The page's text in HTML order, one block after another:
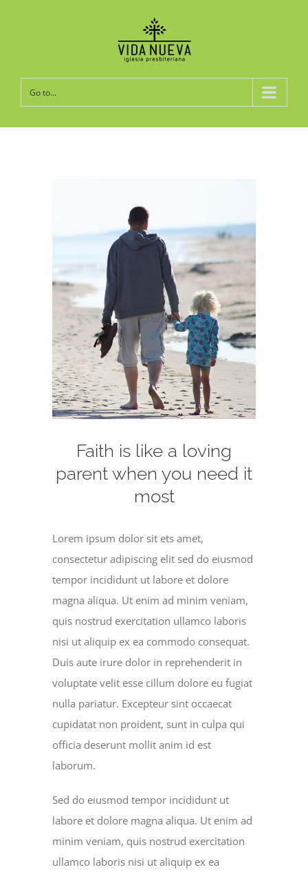
Go to...
Faith is like a loving
parent when you need it
most
Lorem ipsum dolor sit ets amet,
consectetur adipiscing elit sed do eiusmod
tempor incididunt ut labore et dolore
magna aliqua. Ut enim ad minim veniam,
quis nostrud exercitation ullamco laboris
nisi ut aliquip ex ea commodo consequat.
Duis aute irure dolor in reprehenderit in
voluptate velit esse cillum dolore eu fugiat
nulla pariatur. Excepteur sint occaecat
cupidatat non proident, sunt in culpa qui
officia deserunt mollit anim id est
laborum.
Sed do eiusmod tempor incididunt ut
labore et dolore magna aliqua. Ut enim ad
minim veniam, quis nostrud exercitation
ullamco laboris nisi ut aliquip ex ea